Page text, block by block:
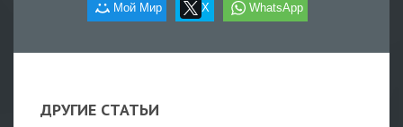
Мой Мир X WhatsApp
ДРУГИЕ СТАТЬИ